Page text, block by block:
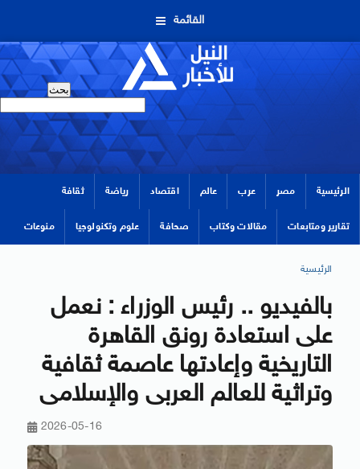
القائمة
الرئيسية مصر عرب عالم اقتصاد رياضة ثقافة
تقارير ومتابعات مقالات وكتاب صحافة علوم وتكنولوجيا منوعات
الرئيسية
بالفيديو .. رئيس الوزراء : نعمل
على استعادة رونق القاهرة
التاريخية وإعادتها عاصمة ثقافية
وتراثية للعالم العربى والإسلامى
2026-05-16